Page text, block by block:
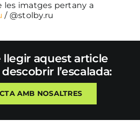
les imatges pertany a
/ @stolby.ru
llegir aquest article
l’escalada:
AMB NOSALTRES